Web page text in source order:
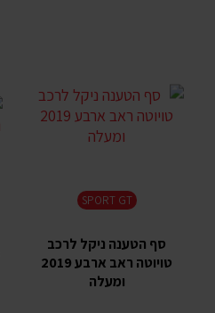
SPORT GT
סף הטענה ניקל לרכב
טויוטה ראב ארבע 2019
ומעלה